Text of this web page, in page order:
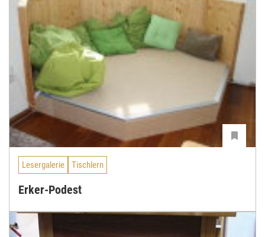
Lesergalerie Tischlern
Erker-Podest